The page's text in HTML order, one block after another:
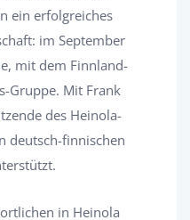
ein erfolgreiches
im September
mit dem Finnland-
Gruppe. Mit Frank
des Heinola-
deutsch-finnischen
in Heinola